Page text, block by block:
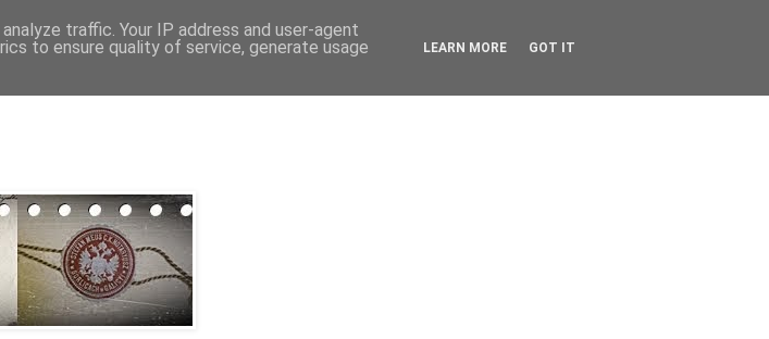
traffic. Your IP address and user-agent
to ensure quality of service, generate usage
LEARN MORE GOT IT